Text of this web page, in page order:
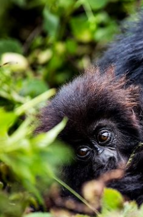
Voyages en groupeRwanda
Multi-activités
Randonnée Safari
Vélo VTT /
Confort
Standard Supérieur